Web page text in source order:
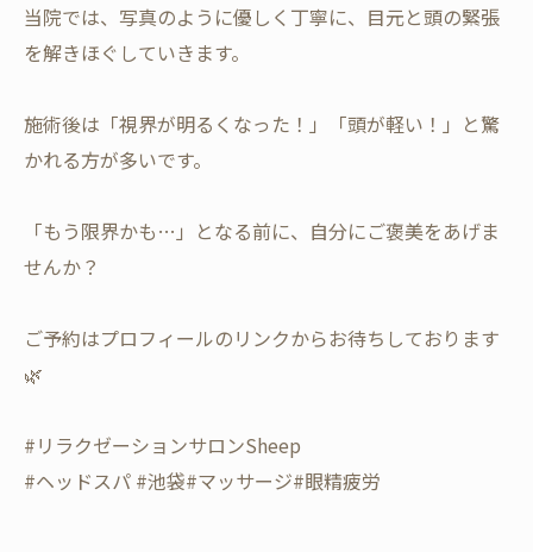
​当院では、写真のように優しく丁寧に、目元と頭の緊張
を解きほぐしていきます。
施術後は「視界が明るくなった！」「頭が軽い！」と驚
かれる方が多いです。
​「もう限界かも…」となる前に、自分にご褒美をあげま
せんか？
ご予約はプロフィールのリンクからお待ちしております
🌿
#リラクゼーションサロンSheep
#ヘッドスパ #池袋#マッサージ#眼精疲労